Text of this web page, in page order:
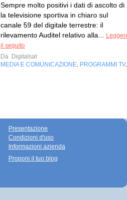
Sempre molto positivi i dati di ascolto di
la televisione sportiva in chiaro sul
canale 59 del digitale terrestre: il
rilevamento Auditel relativo alla...
il seguito
Da Digitalsat
MEDIA E COMUNICAZIONE PROGRAMMI TV
Presentazione
Condizioni d'uso
Informazioni azienda
Proponi il tuo blog